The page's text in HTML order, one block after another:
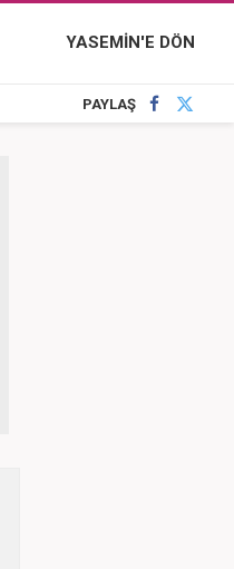
YASEMİN'E DÖN
PAYLAŞ